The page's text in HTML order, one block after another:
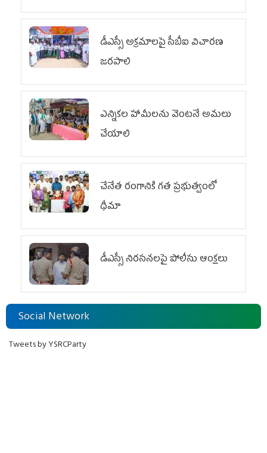
డీఎస్సీ అక్రమాలపై సీబీఐ విచారణ
జరపాలి
ఎన్నికల హామీలను వెంటనే అమలు
చేయాలి
చేనేత రంగానికి గత ప్రభుత్వంలో
ధీమా
డీఎస్సీ నిరసనలపై పోలీసు ఆంక్షలు
Social Network
Tweets by YSRCParty